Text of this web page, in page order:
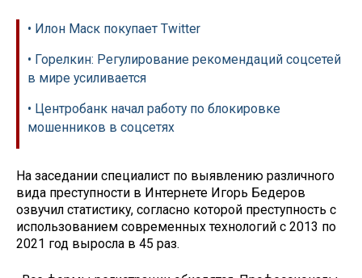
• Илон Маск покупает Twitter
• Горелкин: Регулирование рекомендаций соцсетей
в мире усиливается
• Центробанк начал работу по блокировке
мошенников в соцсетях
На заседании специалист по выявлению различного
вида преступности в Интернете Игорь Бедеров
озвучил статистику, согласно которой преступность с
использованием современных технологий с 2013 по
2021 год выросла в 45 раз.